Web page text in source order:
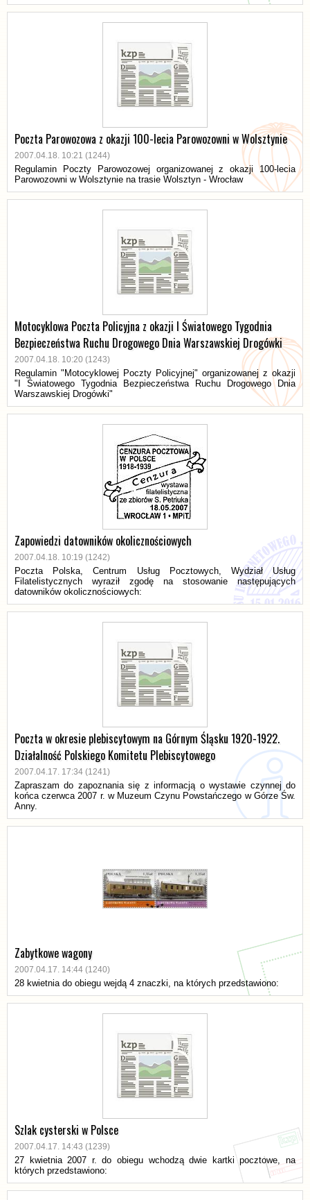
Poczta Parowozowa z okazji 100-lecia Parowozowni w Wolsztynie
2007.04.18. 10:21 (1244)
Regulamin Poczty Parowozowej organizowanej z okazji 100-lecia
Parowozowni w Wolsztynie na trasie Wolsztyn - Wrocław
Motocyklowa Poczta Policyjna z okazji I Światowego Tygodnia
Bezpieczeństwa Ruchu Drogowego Dnia Warszawskiej Drogówki
2007.04.18. 10:20 (1243)
Regulamin "Motocyklowej Poczty Policyjnej" organizowanej z okazji
"I Światowego Tygodnia Bezpieczeństwa Ruchu Drogowego Dnia
Warszawskiej Drogówki"
Zapowiedzi datowników okolicznościowych
2007.04.18. 10:19 (1242)
Poczta Polska, Centrum Usług Pocztowych, Wydział Usług
Filatelistycznych wyraził zgodę na stosowanie następujących
datowników okolicznościowych:
Poczta w okresie plebiscytowym na Górnym Śląsku 1920-1922.
Działalność Polskiego Komitetu Plebiscytowego
2007.04.17. 17:34 (1241)
Zapraszam do zapoznania się z informacją o wystawie czynnej do
końca czerwca 2007 r. w Muzeum Czynu Powstańczego w Górze Św.
Anny.
Zabytkowe wagony
2007.04.17. 14:44 (1240)
28 kwietnia do obiegu wejdą 4 znaczki, na których przedstawiono:
Szlak cysterski w Polsce
2007.04.17. 14:43 (1239)
27 kwietnia 2007 r. do obiegu wchodzą dwie kartki pocztowe, na
których przedstawiono: